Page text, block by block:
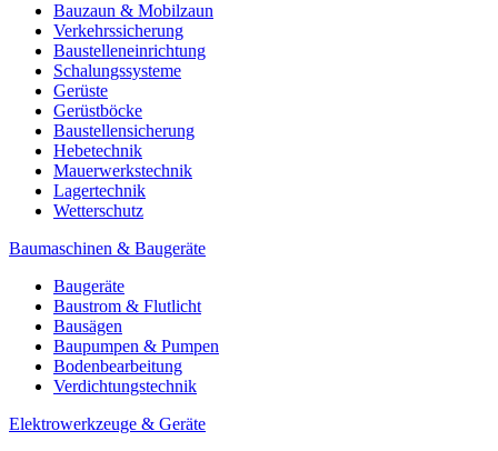
Bauzaun & Mobilzaun
Verkehrssicherung
Baustelleneinrichtung
Schalungssysteme
Gerüste
Gerüstböcke
Baustellensicherung
Hebetechnik
Mauerwerkstechnik
Lagertechnik
Wetterschutz
Baumaschinen & Baugeräte
Baugeräte
Baustrom & Flutlicht
Bausägen
Baupumpen & Pumpen
Bodenbearbeitung
Verdichtungstechnik
Elektrowerkzeuge & Geräte